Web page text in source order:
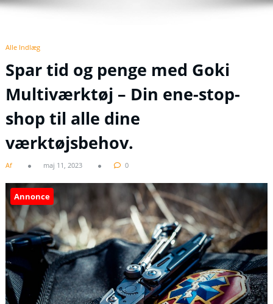
Alle Indlæg
Spar tid og penge med Goki
Multiværktøj – Din ene-stop-
shop til alle dine
værktøjsbehov.
Af maj 11, 2023 0
Annonce